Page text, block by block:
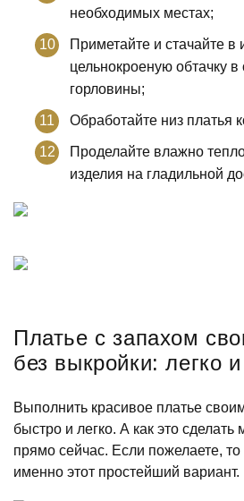
необходимых местах;
Приметайте и стачайте в
цельнокроеную обтачку в
горловины;
Обработайте низ платья
Проделайте влажно
изделия на гладильной
Платье с запахом
без выкройки: легко
Выполнить красивое платье
быстро и легко. А как это
прямо сейчас. Если пожелаете,
именно этот простейший вариант.